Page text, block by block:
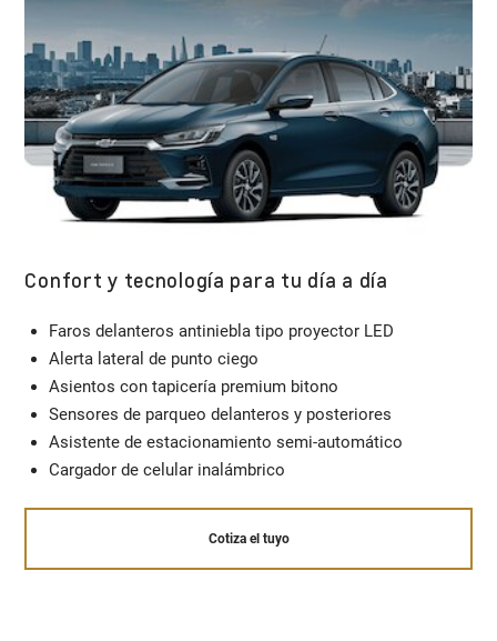
Confort y tecnología para tu día a día
Faros delanteros antiniebla tipo proyector LED
Alerta lateral de punto ciego
Asientos con tapicería premium bitono
Sensores de parqueo delanteros y posteriores
Asistente de estacionamiento semi-automático
Cargador de celular inalámbrico
Cotiza el tuyo